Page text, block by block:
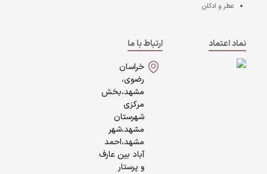
عطر و ادکلن
نماد اعتماد
ارتباط با ما
خراسان
رضوی،
مشهد،بخش
مرکزی
شهرستان
مشهد،شهر
مشهد،احمد
آباد بین عارف
و پرستار